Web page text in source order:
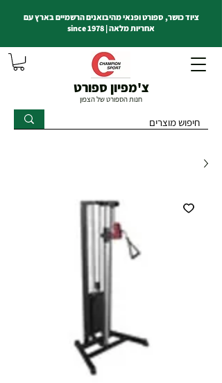
צ'מפיון ספורט
חנות הספורט של הצפון
ציוד כושר, ספורט ופנאי מהיבואנים הרשמיים בארץ עם
אחריות מלאה | since 1978